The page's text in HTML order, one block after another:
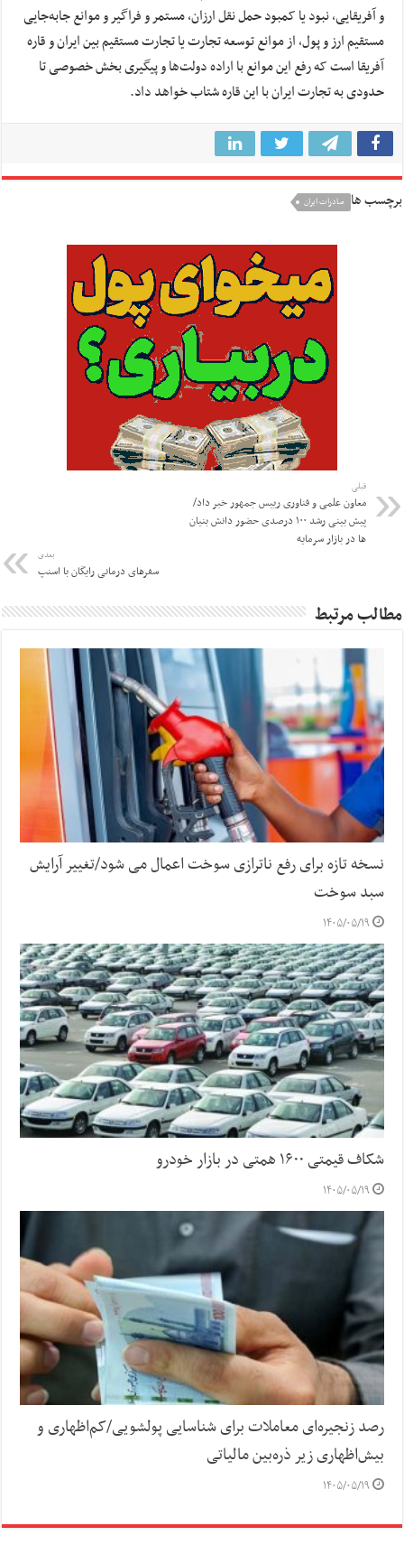
و آفریقایی، نبود یا کمبود حمل نقل ارزان، مستمر و فراگیر و موانع جابه‌جایی
مستقیم ارز و پول، از موانع توسعه تجارت یا تجارت مستقیم بین ایران و قاره
آفریقا است که رفع این موانع با اراده دولت‌ها و پیگیری بخش خصوصی تا
حدودی به تجارت ایران با این قاره شتاب خواهد داد.
برچسب ها صادرات ایران
قبلی
معاون علمی و فناوری رییس جمهور خبر داد/
پیش بینی رشد ۱۰۰ درصدی حضور دانش بنیان
ها در بازار سرمایه
بعدی
سفرهای درمانی رایگان با اسنپ
مطالب مرتبط
نسخه تازه برای رفع ناترازی سوخت اعمال می شود/تغییر آرایش
سبد سوخت
۱۴۰۵/۰۵/۱۹
شکاف قیمتی ۱۶۰۰ همتی در بازار خودرو
۱۴۰۵/۰۵/۱۹
رصد زنجیره‌ای معاملات برای شناسایی پولشویی/کم‌اظهاری و
بیش‌اظهاری زیر ذره‌بین مالیاتی
۱۴۰۵/۰۵/۱۹